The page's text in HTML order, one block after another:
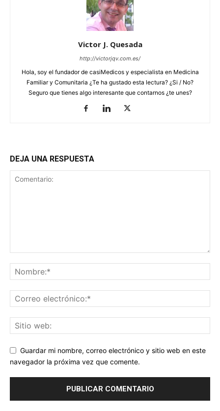
Victor J. Quesada
http://victorjqv.com.es/
Hola, soy el fundador de casiMedicos y especialista en Medicina
Familiar y Comunitaria ¿Te ha gustado esta lectura? ¿Si / No?
Seguro que tienes algo interesante que contarnos ¿te unes?
DEJA UNA RESPUESTA
Guardar mi nombre, correo electrónico y sitio web en este
navegador la próxima vez que comente.